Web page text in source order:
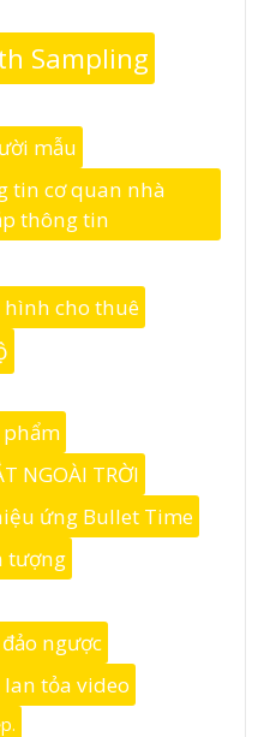
Sampling
mẫu
tin cơ quan nhà
thông tin
hình cho thuê
phẩm
NGOÀI TRỜI
ứng Bullet Time
tượng
ngược
tỏa video